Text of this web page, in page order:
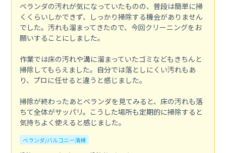
ベランダの汚れが気になっていたものの、普段は簡単に掃
くくらいしかできず、しっかり掃除する機会がありません
でした。汚れも溜まってきたので、今回クリーニングをお
願いすることにしました。
作業では床の汚れや溝に溜まっていたゴミなどもきちんと
掃除してもらえました。自分では落としにくい汚れもあ
り、プロに任せると違うと感じました。
掃除が終わったあとベランダを見てみると、床の汚れも落
ちて全体がサッパリ。こうした場所も定期的に掃除すると
気持ちよく使えると感じました。
ベランダ/バルコニー清掃